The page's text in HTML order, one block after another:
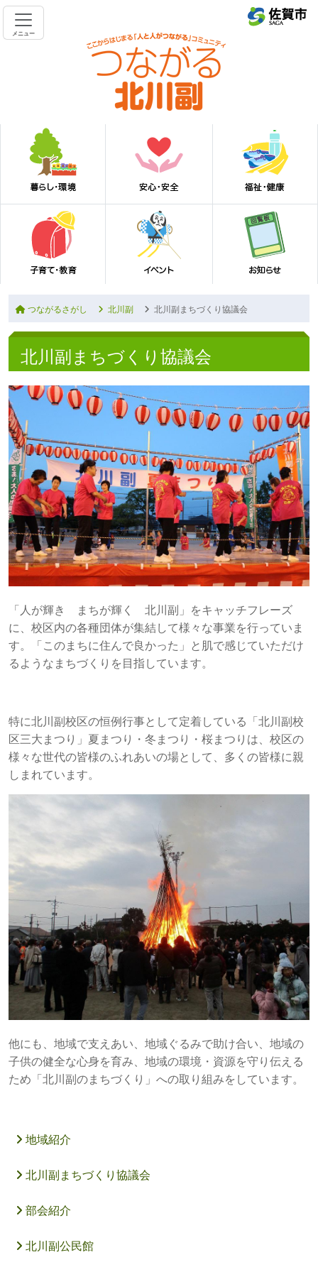
メニュー
つながるさがし 北川副 北川副まちづくり協議会
北川副まちづくり協議会
「人が輝き まちが輝く 北川副」をキャッチフレーズ
に、校区内の各種団体が集結して様々な事業を行っていま
す。「このまちに住んで良かった」と肌で感じていただけ
るようなまちづくりを目指しています。
特に北川副校区の恒例行事として定着している「北川副校
区三大まつり」夏まつり・冬まつり・桜まつりは、校区の
様々な世代の皆様のふれあいの場として、多くの皆様に親
しまれています。
他にも、地域で支えあい、地域ぐるみで助け合い、地域の
子供の健全な心身を育み、地域の環境・資源を守り伝える
ため「北川副のまちづくり」への取り組みをしています。
地域紹介
北川副まちづくり協議会
部会紹介
北川副公民館